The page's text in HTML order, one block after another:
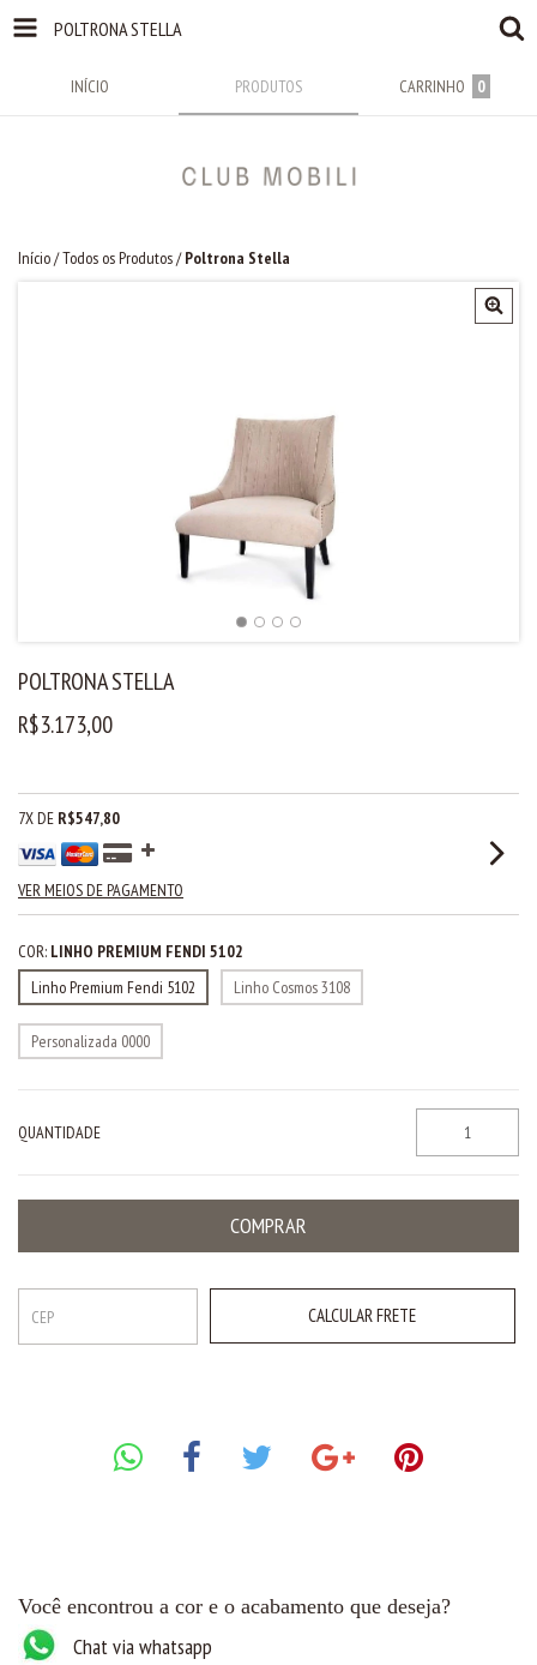
POLTRONA STELLA
INÍCIO PRODUTOS CARRINHO 0
Início/Todos os Produtos/ Poltrona Stella
POLTRONA STELLA
R$3.173,00
7X DE R$547,80
VER MEIOS DE PAGAMENTO
COR: LINHO PREMIUM FENDI 5102
Linho Premium Fendi 5102
Linho Cosmos 3108
Personalizada 0000
QUANTIDADE
CALCULAR FRETE
Você encontrou a cor e o acabamento que deseja?
Chat via whatsapp